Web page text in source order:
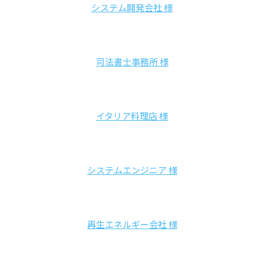
システム開発会社 様
司法書士事務所 様
イタリア料理店 様
システムエンジニア 様
再生エネルギー会社 様